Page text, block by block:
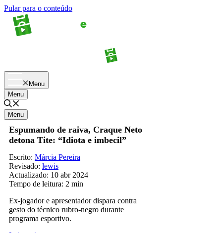
Pular para o conteúdo
Menu
Menu
Menu
Espumando de raiva, Craque Neto
detona Tite: “Idiota e imbecil”
Escrito: Márcia Pereira
Revisado: lewis
Actualizado: 10 abr 2024
Tempo de leitura: 2 min
Ex-jogador e apresentador dispara contra
gesto do técnico rubro-negro durante
programa esportivo.